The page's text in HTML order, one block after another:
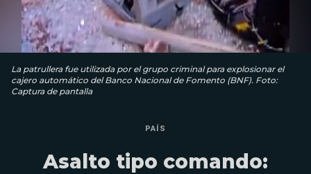
La patrullera fue utilizada por el grupo criminal para explosionar el
cajero automático del Banco Nacional de Fomento (BNF). Foto:
Captura de pantalla
PAÍS
Asalto tipo comando: